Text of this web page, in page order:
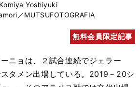
Yoshiyuki
／MUTSUFOTOGRAFIA
無料会員限定記事
ニョは、２試合連続でジェラー
タメン出場している。2019－20シ